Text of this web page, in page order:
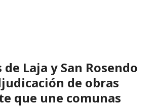
Laja y San Rosendo
de obras
que une comunas